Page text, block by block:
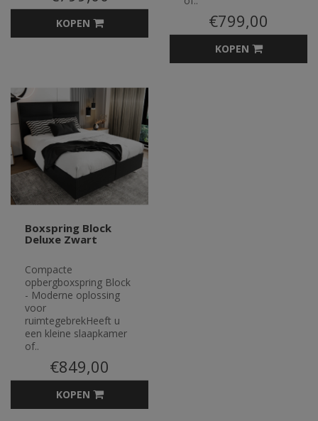
KOPEN €799,00
KOPEN
Boxspring Block
Deluxe Zwart
Compacte
opbergboxspring Block
- Moderne oplossing
voor
ruimtegebrekHeeft u
een kleine slaapkamer
of..
€849,00
KOPEN